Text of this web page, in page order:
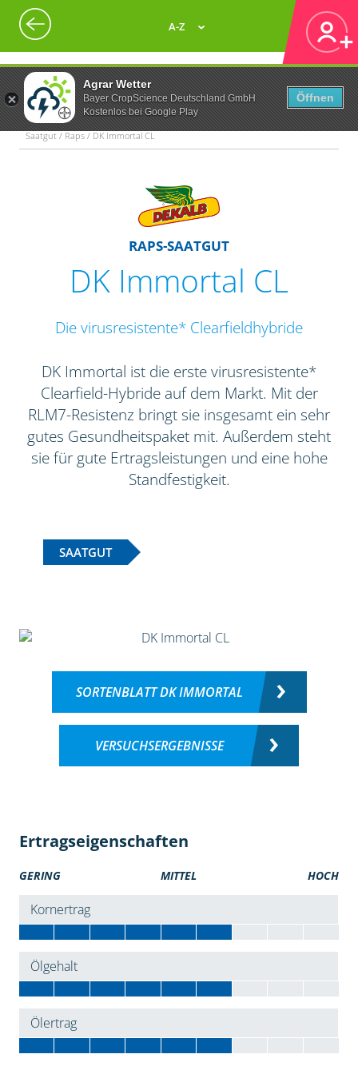
Agrar Wetter
Bayer CropScience Deutschland GmbH
Kostenlos bei Google Play
Öffnen
A-Z
Saatgut / Raps / DK Immortal CL
RAPS-SAATGUT
DK Immortal CL
Die virusresistente* Clearfieldhybride
DK Immortal ist die erste virusresistente*
Clearfield-Hybride auf dem Markt. Mit der
RLM7-Resistenz bringt sie insgesamt ein sehr
gutes Gesundheitspaket mit. Außerdem steht
sie für gute Ertragsleistungen und eine hohe
Standfestigkeit.
SAATGUT
SORTENBLATT DK IMMORTAL
VERSUCHSERGEBNISSE
Ertragseigenschaften
GERING MITTEL HOCH
Kornertrag
Ölgehalt
Ölertrag